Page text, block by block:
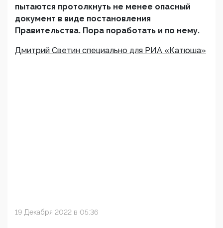
пытаются протолкнуть не менее опасный
документ в виде постановления
Правительства. Пора поработать и по нему.
Дмитрий Светин специально для РИА «Катюша»
19 Декабря 2022 в 05:36